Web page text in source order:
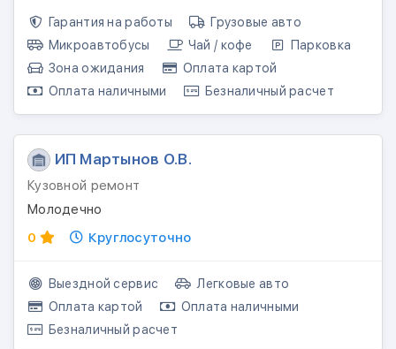
Гарантия на работы
Грузовые авто
Микроавтобусы
Чай / кофе
Парковка
Зона ожидания
Оплата картой
Оплата наличными
Безналичный расчет
ИП Мартынов О.В.
Кузовной ремонт
Молодечно
0
Круглосуточно
Выездной сервис
Легковые авто
Оплата картой
Оплата наличными
Безналичный расчет